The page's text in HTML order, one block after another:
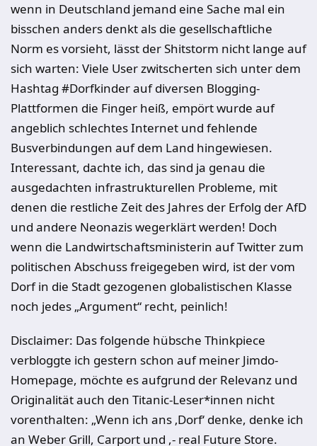
wenn in Deutschland jemand eine Sache mal ein
bisschen anders denkt als die gesellschaftliche
Norm es vorsieht, lässt der Shitstorm nicht lange auf
sich warten: Viele User zwitscherten sich unter dem
Hashtag #Dorfkinder auf diversen Blogging-
Plattformen die Finger heiß, empört wurde auf
angeblich schlechtes Internet und fehlende
Busverbindungen auf dem Land hingewiesen.
Interessant, dachte ich, das sind ja genau die
ausgedachten infrastrukturellen Probleme, mit
denen die restliche Zeit des Jahres der Erfolg der AfD
und andere Neonazis wegerklärt werden! Doch
wenn die Landwirtschaftsministerin auf Twitter zum
politischen Abschuss freigegeben wird, ist der vom
Dorf in die Stadt gezogenen globalistischen Klasse
noch jedes „Argument“ recht, peinlich!
Disclaimer: Das folgende hübsche Thinkpiece
verbloggte ich gestern schon auf meiner Jimdo-
Homepage, möchte es aufgrund der Relevanz und
Originalität auch den Titanic-Leser*innen nicht
vorenthalten: „Wenn ich ans ‚Dorf‘ denke, denke ich
an Weber Grill, Carport und ,- real Future Store.